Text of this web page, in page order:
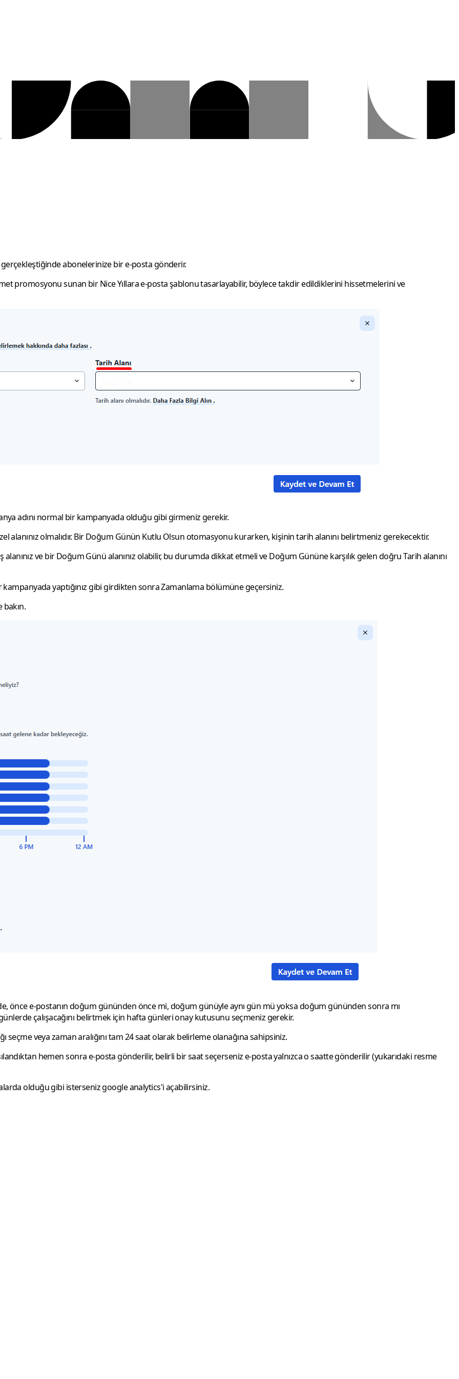
abonelerinize bir e-posta gönderir.
promosyonu sunan birNice Yıllarae-posta şablonu tasarlayabilir, böylece takdir edildiklerini hissetmelerini ve
adını normal bir kampanyada olduğu gibi girmeniz gerekir.
alanınız olmalıdır. Bir Doğum Günün Kutlu Olsun otomasyonu kurarken, kişinin tarih alanını belirtmeniz gerekecektir.
ve bir Doğum Günü alanınız olabilir, bu durumda dikkat etmeli ve Doğum Gününe karşılık gelen doğru Tarih alanını
kampanyada yaptığınız gibi girdikten sonra Zamanlama bölümüne geçersiniz.
önce e-postanın doğum gününden önce mi, doğum günüyle aynı gün mü yoksa doğum gününden sonra mı
çalışacağını belirtmek için hafta günleri onay kutusunu seçmeniz gerekir.
veya zaman aralığını tam 24 saat olarak belirleme olanağına sahipsiniz.
hemen sonra e-posta gönderilir, belirli bir saat seçerseniz e-posta yalnızca o saatte gönderilir (yukarıdaki resme
olduğu gibi isterseniz google analytics'i açabilirsiniz.